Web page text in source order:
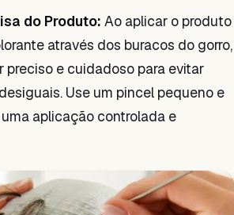
do Produto: Ao aplicar o produto
através dos buracos do gorro,
e cuidadoso para evitar
Use um pincel pequeno e
aplicação controlada e